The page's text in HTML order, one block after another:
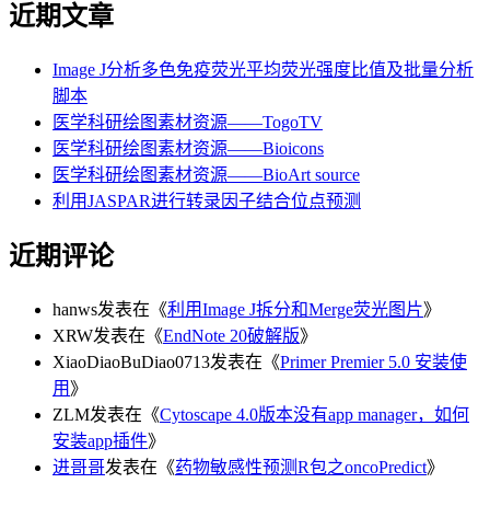
近期文章
Image J分析多色免疫荧光平均荧光强度比值及批量分析
脚本
医学科研绘图素材资源——TogoTV
医学科研绘图素材资源——Bioicons
医学科研绘图素材资源——BioArt source
利用JASPAR进行转录因子结合位点预测
近期评论
hanws发表在《利用Image J拆分和Merge荧光图片》
XRW发表在《EndNote 20破解版》
XiaoDiaoBuDiao0713发表在《Primer Premier 5.0 安装使
用 》
ZLM发表在《Cytoscape 4.0版本没有app manager，如何
安装app插件》
进哥哥发表在《药物敏感性预测R包之oncoPredict》